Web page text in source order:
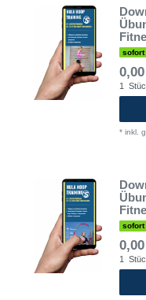
sofort
1
* inkl.
sofort
1